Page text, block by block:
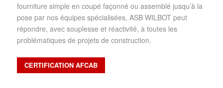
fourniture simple en coupé façonné ou assemblé jusqu’à la
pose par nos équipes spécialisées, ASB WILBOT peut
répondre, avec souplesse et réactivité, à toutes les
problématiques de projets de construction.
CERTIFICATION AFCAB